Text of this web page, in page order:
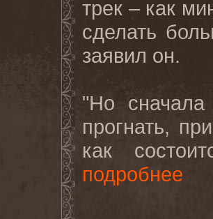
трек – как
сделать
заявил он.
"Но
прогнать,
как
подробнее